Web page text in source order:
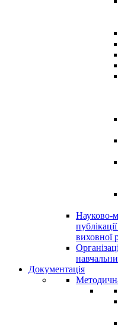
Науково-
виховної
Документація